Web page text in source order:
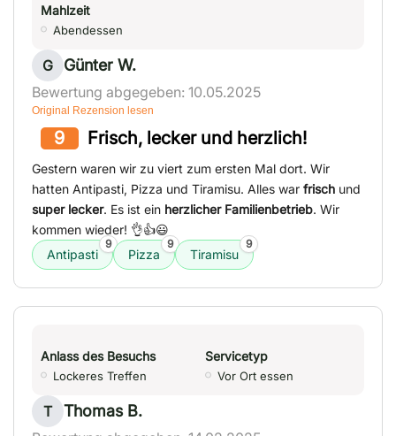
Mahlzeit
Abendessen
G Günter W.
Bewertung abgegeben: 10.05.2025
Original Rezension lesen
9 Frisch, lecker und herzlich!
Gestern waren wir zu viert zum ersten Mal dort. Wir
hatten Antipasti, Pizza und Tiramisu. Alles war frisch und
super lecker. Es ist ein herzlicher Familienbetrieb. Wir
kommen wieder! 👌👍😃
Antipasti
9
Pizza
9
Tiramisu
9
Anlass des Besuchs
Lockeres Treffen
Servicetyp
Vor Ort essen
T Thomas B.